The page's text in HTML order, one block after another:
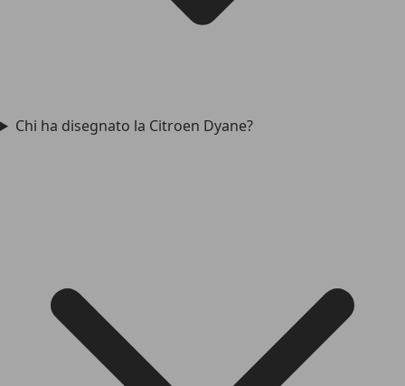
Chi ha disegnato la Citroen Dyane?